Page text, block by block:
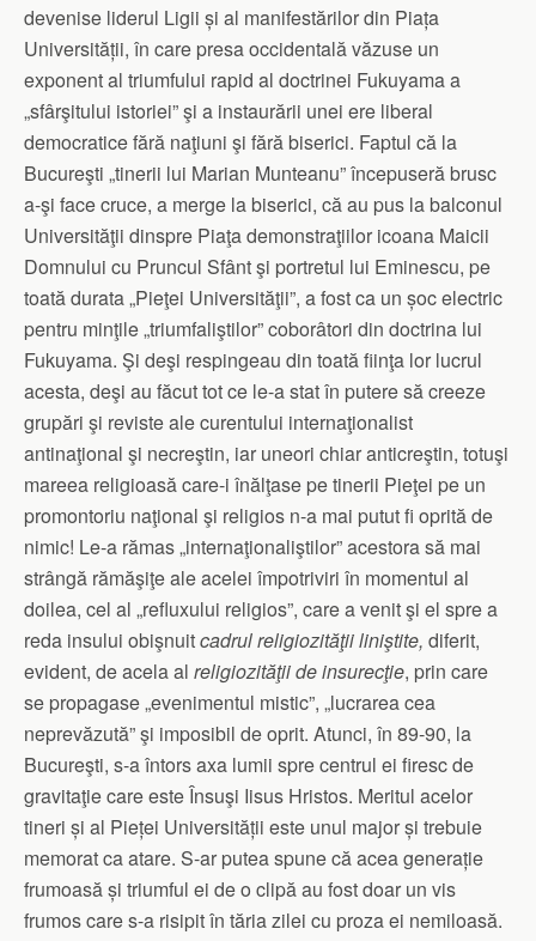
devenise liderul Ligii și al manifestărilor din Piața
Universității, în care presa occidentală văzuse un
exponent al triumfului rapid al doctrinei Fukuyama a
„sfârşitului istoriei” şi a instaurării unei ere liberal
democratice fără naţiuni şi fără biserici. Faptul că la
Bucureşti „tinerii lui Marian Munteanu” începuseră brusc
a-şi face cruce, a merge la biserici, că au pus la balconul
Universităţii dinspre Piaţa demonstraţiilor icoana Maicii
Domnului cu Pruncul Sfânt şi portretul lui Eminescu, pe
toată durata „Pieţei Universităţii”, a fost ca un șoc electric
pentru minţile „triumfaliştilor” coborâtori din doctrina lui
Fukuyama. Şi deşi respingeau din toată fiinţa lor lucrul
acesta, deşi au făcut tot ce le-a stat în putere să creeze
grupări şi reviste ale curentului internaţionalist
antinaţional şi necreştin, iar uneori chiar anticreştin, totuşi
mareea religioasă care-i înălţase pe tinerii Pieţei pe un
promontoriu naţional şi religios n-a mai putut fi oprită de
nimic! Le-a rămas „internaţionaliştilor” acestora să mai
strângă rămăşiţe ale acelei împotriviri în momentul al
doilea, cel al „refluxului religios”, care a venit şi el spre a
reda insului obişnuitcadrul religiozităţii liniştite, diferit,
evident, de acela al religiozităţii de insurecţie, prin care
se propagase „evenimentul mistic”, „lucrarea cea
neprevăzută” şi imposibil de oprit. Atunci, în 89-90, la
Bucureşti, s-a întors axa lumii spre centrul ei firesc de
gravitaţie care este Însuşi Iisus Hristos. Meritul acelor
tineri și al Pieței Universității este unul major și trebuie
memorat ca atare. S-ar putea spune că acea generație
frumoasă și triumful ei de o clipă au fost doar un vis
frumos care s-a risipit în tăria zilei cu proza ei nemiloasă.